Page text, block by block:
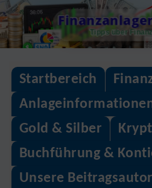
Skip
to
content
Tipps über
Startbereich
Gold & Silber
Buchführung &
Unsere